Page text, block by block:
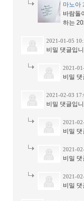
마노아
바람돌
하는
2021-01-05
비밀 댓글입
2021-
비밀
2021-02-03
비밀 댓글입
2021-
비밀
2021-
비밀
2021-
비밀